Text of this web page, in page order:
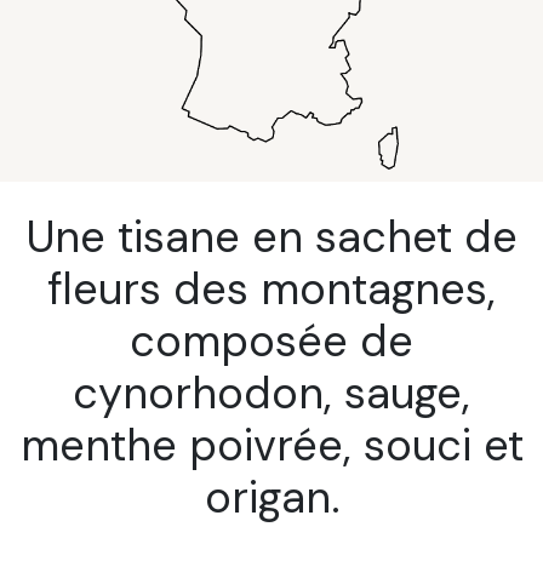
Une tisane en sachet de
fleurs des montagnes,
composée de
cynorhodon, sauge,
menthe poivrée, souci et
origan.